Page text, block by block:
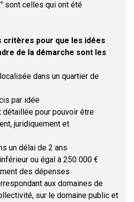
sont celles qui ont été
critères pour que les idées
de la démarche sont les
dans un quartier de
par idée
détaillée pour pouvoir être
juridiquement et
un délai de 2 ans
ou égal à 250 000 €
des dépenses
aux domaines de
sur le domaine public et